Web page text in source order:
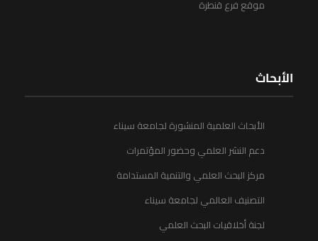
موقع فرع قنطرة
الأبحاث
الأبحاث العلمية المنشورة لجامعة سيناء
دعم النشر العلمي وحضور المؤتمرات
مركز البحث العلمي والتنمية المستدامة
التصنيف العالمي لجامعة سيناء
لجنة أخلاقيات البحث العلمي